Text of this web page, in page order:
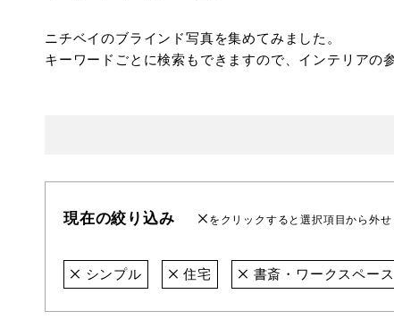
ニチベイのブラインド写真を集めてみました。
キーワードごとに検索もできますので、インテリアの
現在の絞り込み をクリックすると選択項目から外せ
シンプル 住宅 書斎・ワークスペース